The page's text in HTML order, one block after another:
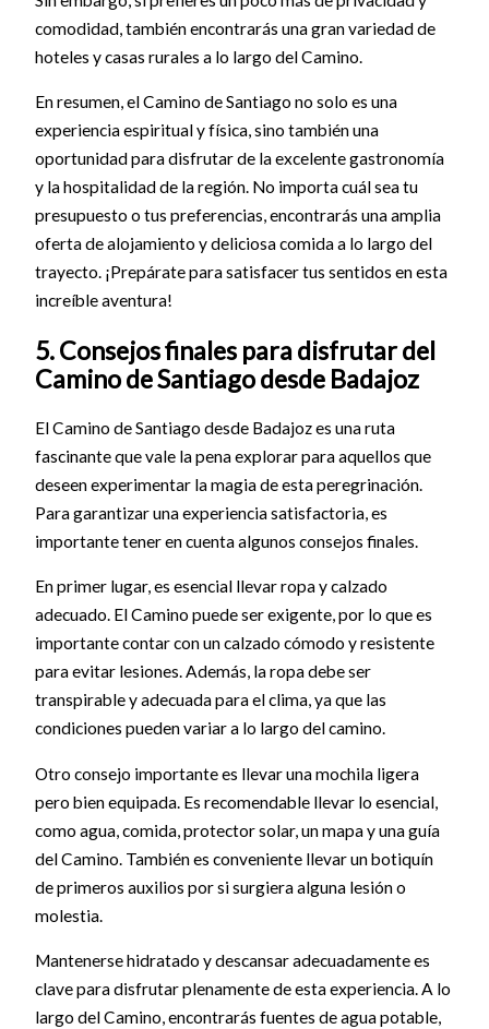
comodidad, también encontrarás una gran variedad de
hoteles y casas rurales a lo largo del Camino.
En resumen, el Camino de Santiago no solo es una
experiencia espiritual y física, sino también una
oportunidad para disfrutar de la excelente gastronomía
y la hospitalidad de la región. No importa cuál sea tu
presupuesto o tus preferencias, encontrarás una amplia
oferta de alojamiento y deliciosa comida a lo largo del
trayecto. ¡Prepárate para satisfacer tus sentidos en esta
increíble aventura!
5. Consejos finales para disfrutar del
Camino de Santiago desde Badajoz
El Camino de Santiago desde Badajoz es una ruta
fascinante que vale la pena explorar para aquellos que
deseen experimentar la magia de esta peregrinación.
Para garantizar una experiencia satisfactoria, es
importante tener en cuenta algunos consejos finales.
En primer lugar, es esencial llevar ropa y calzado
adecuado. El Camino puede ser exigente, por lo que es
importante contar con un calzado cómodo y resistente
para evitar lesiones. Además, la ropa debe ser
transpirable y adecuada para el clima, ya que las
condiciones pueden variar a lo largo del camino.
Otro consejo importante es llevar una mochila ligera
pero bien equipada. Es recomendable llevar lo esencial,
como agua, comida, protector solar, un mapa y una guía
del Camino. También es conveniente llevar un botiquín
de primeros auxilios por si surgiera alguna lesión o
molestia.
Mantenerse hidratado y descansar adecuadamente es
clave para disfrutar plenamente de esta experiencia. A lo
largo del Camino, encontrarás fuentes de agua potable,